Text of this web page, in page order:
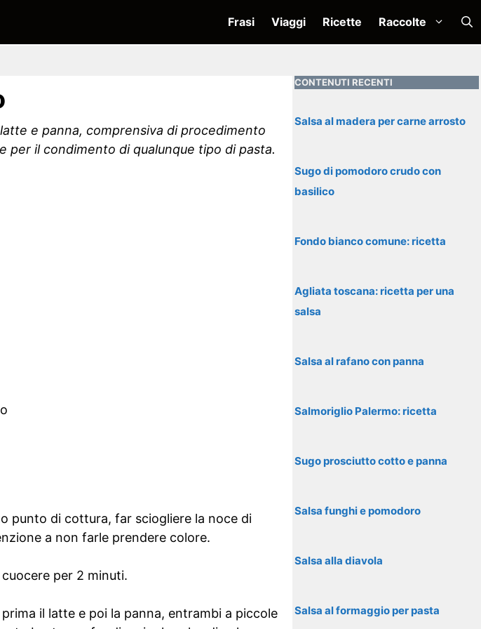
Frasi Viaggi Ricette Raccolte
e panna, comprensiva di procedimento
il condimento di qualunque tipo di pasta.
punto di cottura, far sciogliere la noce di
a non farle prendere colore.
per 2 minuti.
il latte e poi la panna, entrambi a piccole
CONTENUTI RECENTI
Salsa al madera per carne arrosto
Sugo di pomodoro crudo con
basilico
Fondo bianco comune: ricetta
Agliata toscana: ricetta per una
salsa
Salsa al rafano con panna
Salmoriglio Palermo: ricetta
Sugo prosciutto cotto e panna
Salsa funghi e pomodoro
Salsa alla diavola
Salsa al formaggio per pasta